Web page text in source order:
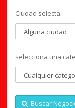
Ciudad selecta
selecciona una
Buscar